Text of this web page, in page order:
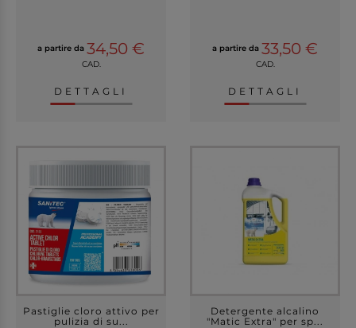
a partire da 34,50 €
CAD.
DETTAGLI
a partire da 33,50 €
CAD.
DETTAGLI
Pastiglie cloro attivo per
pulizia di su...
Detergente alcalino
"Matic Extra" per sp...